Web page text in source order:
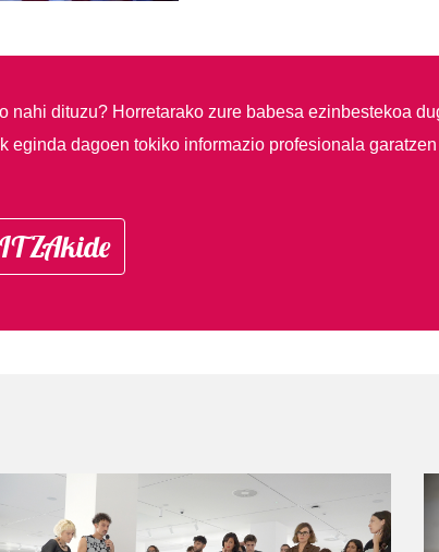
nahi dituzu? Horretarako zure babesa ezinbestekoa
eginda dagoen tokiko informazio profesionala garatzen